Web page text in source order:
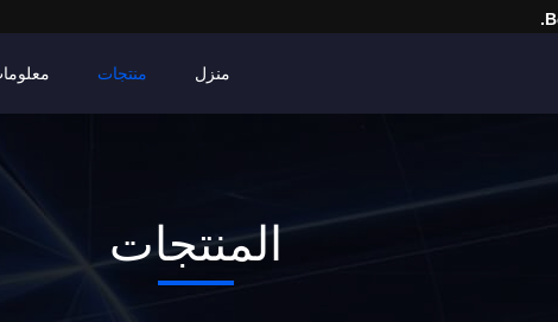
منزل منتجات
المنتجات